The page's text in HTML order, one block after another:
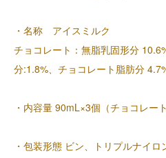
・名称 アイスミルク
チョコレート：無脂乳固形分
分:1.8%、チョコレート脂肪分
・内容量 90mL×3個（チョコレート
・包装形態 ビン、トリプルナイロ